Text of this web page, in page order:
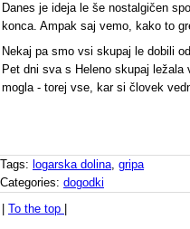
Danes je ideja le še nostalgičen
konca. Ampak saj vemo, kako to
Nekaj pa smo vsi skupaj le dobili
Pet dni sva s Heleno skupaj
mogla - torej vse, kar si človek
Tags: logarska dolina, gripa
Categories: dogodki
To the top